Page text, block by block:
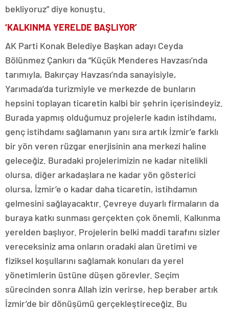
bekliyoruz” diye konuştu.
‘KALKINMA YERELDE BAŞLIYOR’
AK Parti Konak Belediye Başkan adayı Ceyda
Bölünmez Çankırı da “Küçük Menderes Havzası’nda
tarımıyla, Bakırçay Havzası’nda sanayisiyle,
Yarımada’da turizmiyle ve merkezde de bunların
hepsini toplayan ticaretin kalbi bir şehrin içerisindeyiz.
Burada yapmış olduğumuz projelerle kadın istihdamı,
genç istihdamı sağlamanın yanı sıra artık İzmir’e farklı
bir yön veren rüzgar enerjisinin ana merkezi haline
geleceğiz. Buradaki projelerimizin ne kadar nitelikli
olursa, diğer arkadaşlara ne kadar yön gösterici
olursa, İzmir’e o kadar daha ticaretin, istihdamın
gelmesini sağlayacaktır. Çevreye duyarlı firmaların da
buraya katkı sunması gerçekten çok önemli. Kalkınma
yerelden başlıyor. Projelerin belki maddi tarafını sizler
vereceksiniz ama onların oradaki alan üretimi ve
fiziksel koşullarını sağlamak konuları da yerel
yönetimlerin üstüne düşen görevler. Seçim
sürecinden sonra Allah izin verirse, hep beraber artık
İzmir’de bir dönüşümü gerçekleştireceğiz. Bu